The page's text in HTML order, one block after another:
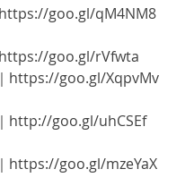
goo.gl/qM4NM8
goo.gl/rVfwta
https://goo.gl/XqpvMv
http://goo.gl/uhCSEf
https://goo.gl/mzeYaX